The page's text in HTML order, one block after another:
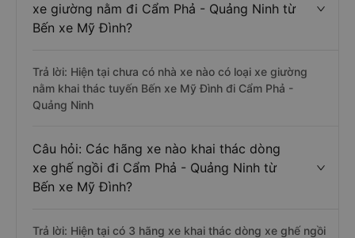
xe giường nằm đi Cẩm Phả - Quảng Ninh từ
Bến xe Mỹ Đình?
Trả lời: Hiện tại chưa có nhà xe nào có loại xe giường
nằm khai thác tuyến Bến xe Mỹ Đình đi Cẩm Phả -
Quảng Ninh
Câu hỏi: Các hãng xe nào khai thác dòng
xe ghế ngồi đi Cẩm Phả - Quảng Ninh từ
Bến xe Mỹ Đình?
Trả lời: Hiện tại có 3 hãng xe khai thác dòng xe ghế ngồi